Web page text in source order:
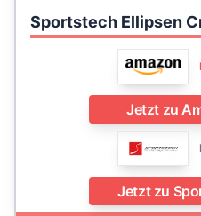
Jetzt zu
Jetzt zu